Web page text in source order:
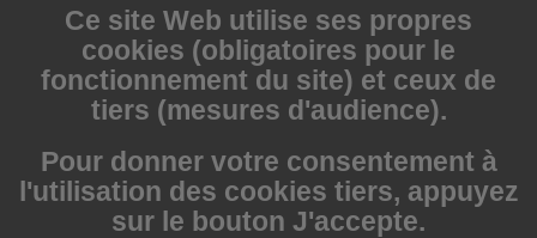
Ce site Web utilise ses propres
cookies (obligatoires pour le
fonctionnement du site) et ceux de
tiers (mesures d'audience).
Pour donner votre consentement à
l'utilisation des cookies tiers, appuyez
sur le bouton J'accepte.